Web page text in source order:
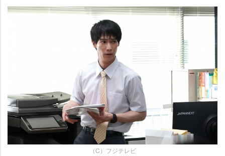
（C）フジテレビ